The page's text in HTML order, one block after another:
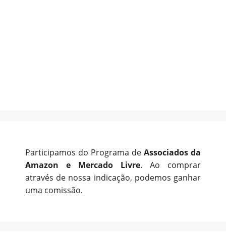
Participamos do Programa de Associados da
Amazon e Mercado Livre. Ao comprar
através de nossa indicação, podemos ganhar
uma comissão.